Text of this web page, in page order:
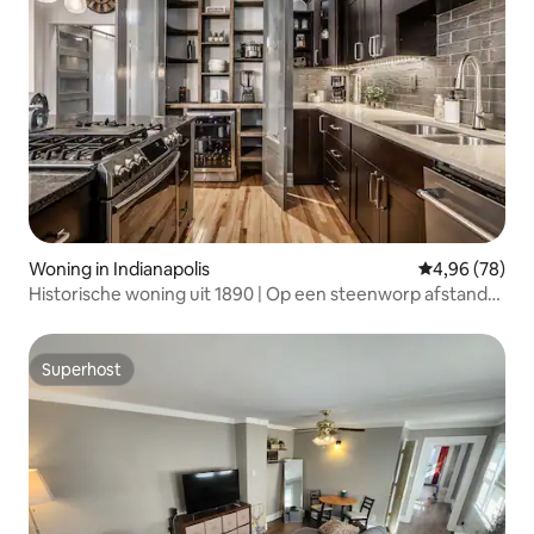
Woning in Indianapolis Gemiddelde
4,96 (78)
Historische woning uit 1890 | Op een steenworp afstand
Superhost
Superhost